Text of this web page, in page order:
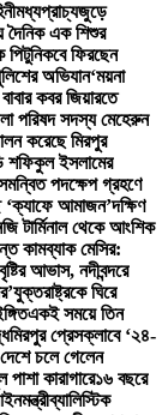
মধ্যপ্রাচ্যজুড়ে
দৈনিক এক শিশুর
পিটুনিকবে ফিরছেন
অভিযান‘ময়না
কবর জিয়ারতে
পরিষদ সদস্য মেহেরুন
করেছে মিরপুর
শফিকুল ইসলামের
পদক্ষেপ গ্রহণে
‘ক্যাফে আমাজন’দক্ষিণ
টার্মিনাল থেকে আংশিক
কামব্যাক মেসির:
আভাস, নদীবন্দরে
যুক্তরাষ্ট্রকে ঘিরে
একই সময়ে তিন
মিরপুর প্রেসক্লাবে ‘২৪-
চলে গেলেন
কারাগারে১৬ বছরে
ব্যালিস্টিক